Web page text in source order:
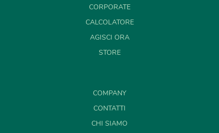
CORPORATE
CALCOLATORE
AGISCI ORA
STORE
COMPANY
CONTATTI
CHI SIAMO